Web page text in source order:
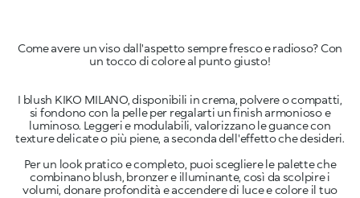
Come avere un viso dall'aspetto sempre fresco e radioso? Con
I blush KIKO MILANO, disponibili in crema, polvere o compatti,
si fondono con la pelle per regalarti un finish armonioso e
luminoso. Leggeri e modulabili, valorizzano le guance con
Per un look pratico e completo, puoi scegliere le palette che
combinano blush, bronzer e illuminante, così da scolpire i
volumi, donare profondità e accendere di luce e colore il tuo